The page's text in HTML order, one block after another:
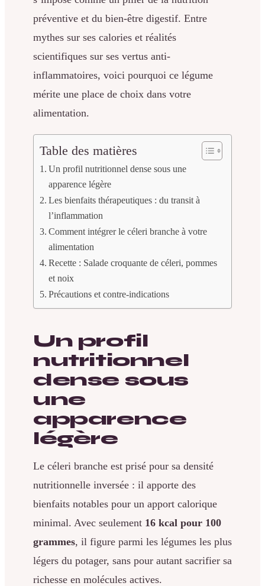
préventive et du bien-être digestif. Entre
mythes sur ses calories et réalités
scientifiques sur ses vertus anti-
inflammatoires, voici pourquoi ce légume
mérite une place de choix dans votre
alimentation.
Table des matières
Un profil nutritionnel dense sous une
apparence légère
Les bienfaits thérapeutiques : du transit à
l’inflammation
Comment intégrer le céleri branche à votre
alimentation
Recette : Salade croquante de céleri, pommes
et noix
Précautions et contre-indications
Un profil
nutritionnel
dense sous
une
apparence
légère
Le céleri branche est prisé pour sa densité
nutritionnelle inversée : il apporte des
bienfaits notables pour un apport calorique
minimal. Avec seulement 16 kcal pour 100
grammes, il figure parmi les légumes les plus
légers du potager, sans pour autant sacrifier sa
richesse en molécules actives.